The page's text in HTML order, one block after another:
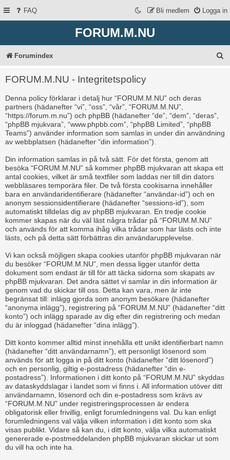
FAQ Logga in
Bli medlem
FORUM.M.NU
Forumindex
FORUM.M.NU - Integritetspolicy
Denna policy förklarar i detalj hur “FORUM.M.NU” och deras
partners (hädanefter “vi”, “oss”, “vår”, “FORUM.M.NU”,
“https://forum.m.nu”) och phpBB (hädanefter “de”, “dem”, “deras”,
“phpBB mjukvara”, “www.phpbb.com”, “phpBB Limited”, “phpBB
Teams”) använder information som samlas in under din användning
av webbplatsen (hädanefter “din information”).
Din information samlas in på två sätt. För det första, genom att
besöka “FORUM.M.NU” så kommer phpBB mjukvaran att skapa ett
antal cookies, vilket är små textfiler som laddas ner till din dators
webbläsares temporära filer. De två första cookisarna innehåller
bara en användaridentifierare (hädanefter “användar-id”) och en
anonym sessionsidentifierare (hädanefter “sessions-id”), som
automatiskt tilldelas dig av phpBB mjukvaran. En tredje cookie
kommer skapas när du väl läst några trådar på “FORUM.M.NU”
och används för att komma ihåg vilka trådar som har lästs och inte
lästs, och på detta sätt förbättras din användarupplevelse.
Vi kan också möjligen skapa cookies utanför phpBB mjukvaran när
du besöker “FORUM.M.NU”, men dessa ligger utanför detta
dokument som endast är till för att täcka sidorna som skapats av
phpBB mjukvaran. Det andra sättet vi samlar in din information är
genom vad du skickar till oss. Detta kan vara, men är inte
begränsat till: inlägg gjorda som anonym besökare (hädanefter
“anonyma inlägg”), registrering på “FORUM.M.NU” (hädanefter “ditt
konto”) och inlägg sparade av dig efter din registrering och medan
du är inloggad (hädanefter “dina inlägg”).
Ditt konto kommer alltid minst innehålla ett unikt identifierbart namn
(hädanefter “ditt användarnamn”), ett personligt lösenord som
används för att logga in på ditt konto (hädanefter “ditt lösenord”)
och en personlig, giltig e-postadress (hädanefter “din e-
postadress”). Informationen i ditt konto på “FORUM.M.NU” skyddas
av dataskyddslagar i landet som vi finns i. All information utöver ditt
användarnamn, lösenord och din e-postadress som krävs av
“FORUM.M.NU” under registreringsprocessen är endera
obligatorisk eller frivillig, enligt forumledningens val. Du kan enligt
forumledningens val välja vilken information i ditt konto som ska
visas publikt. Vidare så kan du, i ditt konto, välja vilka automatiskt
genererade e-postmeddelanden phpBB mjukvaran skickar ut som
du vill ha och inte ha.